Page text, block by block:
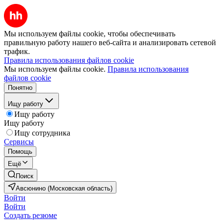
Мы используем файлы cookie, чтобы обеспечивать
правильную работу нашего веб-сайта и анализировать сетевой
трафик.
Правила использования файлов cookie
Мы используем файлы cookie. Правила использования
файлов cookie
Понятно
Ищу работу
Ищу работу
Ищу работу
Ищу сотрудника
Сервисы
Помощь
Ещё
Поиск
Авсюнино (Московская область)
Войти
Войти
Создать резюме